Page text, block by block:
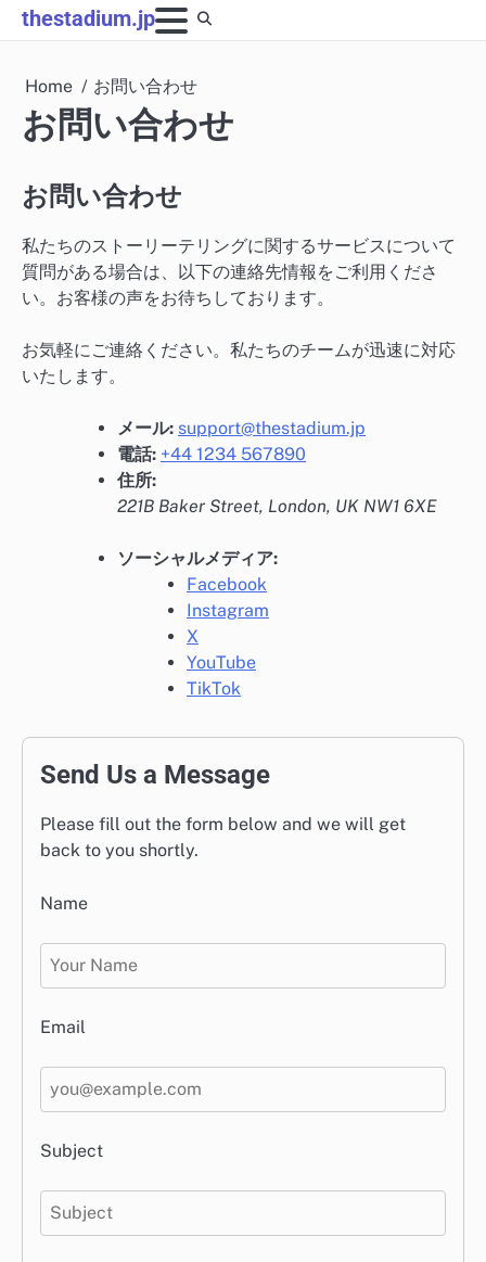
Skip
to
thestadium.jp
Home お問い合わせ
お問い合わせ
お問い合わせ
私たちのストーリーテリングに関するサービスについて
質問がある場合は、以下の連絡先情報をご利用くださ
い。お客様の声をお待ちしております。
お気軽にご連絡ください。私たちのチームが迅速に対応
いたします。
メール: support@thestadium.jp
電話: +44 1234 567890
住所:
221B Baker Street, London, UK NW1 6XE
ソーシャルメディア:
Facebook
Instagram
X
YouTube
TikTok
Send Us a Message
Please fill out the form below and we will get
back to you shortly.
Name
Email
Subject